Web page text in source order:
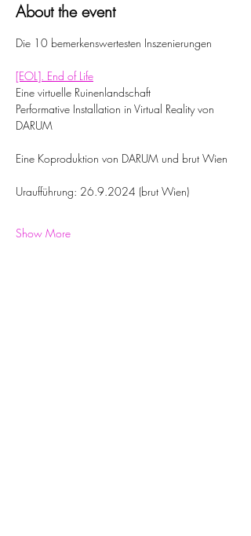
About the event
Die 10 bemerkenswertesten Inszenierungen
[EOL]. End of Life
Eine virtuelle Ruinenlandschaft
Performative Installation in Virtual Reality von
DARUM
Eine Koproduktion von DARUM und brut Wien
Uraufführung: 26.9.2024 (brut Wien)
Show More